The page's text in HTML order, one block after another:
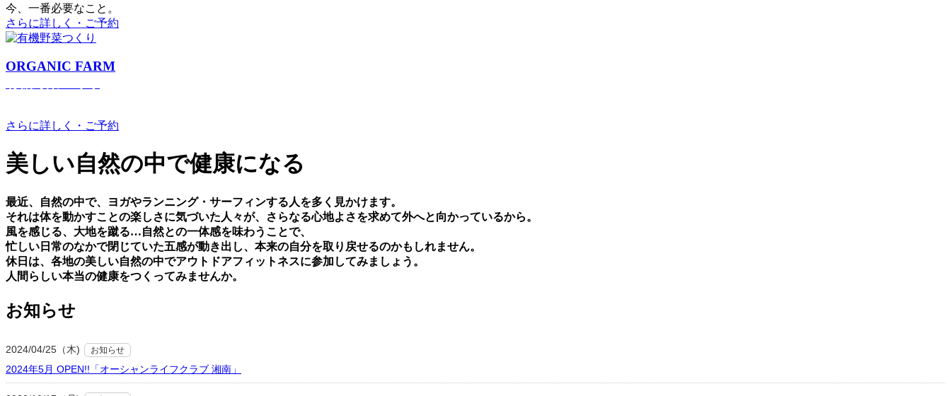
今、⼀番必要なこと。
さらに詳しく・ご予約
ORGANIC FARM
さらに詳しく・ご予約
美しい⾃然の中で健康になる
最近、⾃然の中で、ヨガやランニング・サーフィンする⼈を多く⾒かけます。
それは体を動かすことの楽しさに気づいた⼈々が、さらなる⼼地よさを求めて外へと向かっているから。
⾵を感じる、⼤地を蹴る…⾃然との⼀体感を味わうことで、
忙しい⽇常のなかで閉じていた五感が動き出し、本来の⾃分を取り戻せるのかもしれません。
休⽇は、各地の美しい⾃然の中でアウトドアフィットネスに参加してみましょう。
⼈間らしい本当の健康をつくってみませんか。
お知らせ
2024/04/25（木) お知らせ
2024年5月 OPEN!!「オーシャンライフクラブ 湘南」